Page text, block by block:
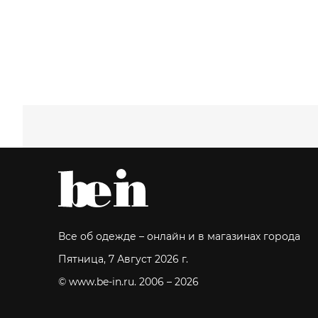
Все об одежде – онлайн и в магазинах города
Пятница, 7 Август 2026 г.
© www.be-in.ru. 2006 – 2026